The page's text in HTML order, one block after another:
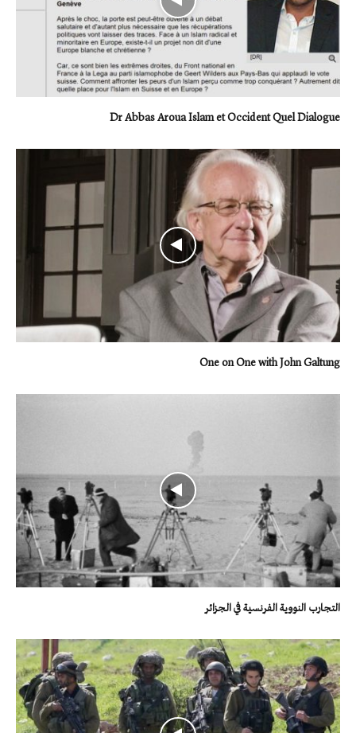
Dr Abbas Aroua Islam et Occident Quel Dialogue
One on One with John Galtung
التجارب النووية الفرنسية في الجزائر